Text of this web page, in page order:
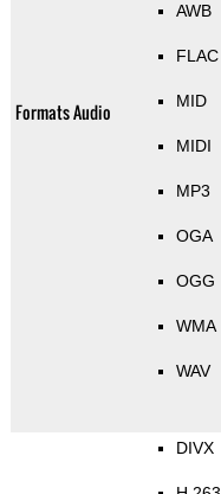
Formats Audio
AWB
FLAC
MID
MIDI
MP3
OGA
OGG
WMA
WAV
DIVX